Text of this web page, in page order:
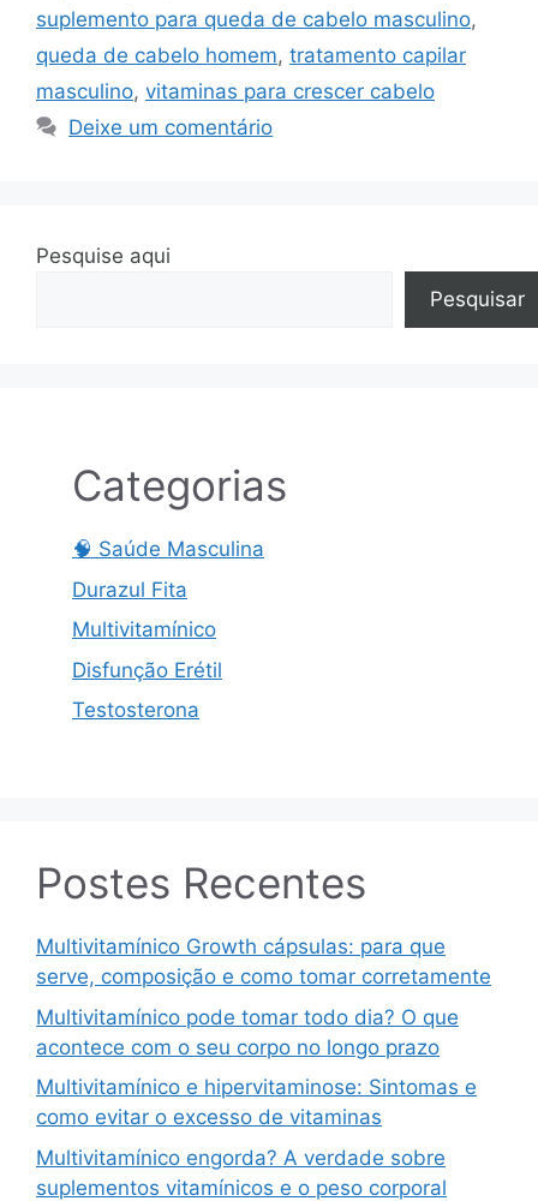
suplemento para queda de cabelo masculino,
queda de cabelo homem, tratamento capilar
masculino, vitaminas para crescer cabelo
Deixe um comentário
Pesquise aqui
Pesquisar
Categorias
🧠 Saúde Masculina
Durazul Fita
Multivitamínico
Disfunção Erétil
Testosterona
Postes Recentes
Multivitamínico Growth cápsulas: para que
serve, composição e como tomar corretamente
Multivitamínico pode tomar todo dia? O que
acontece com o seu corpo no longo prazo
Multivitamínico e hipervitaminose: Sintomas e
como evitar o excesso de vitaminas
Multivitamínico engorda? A verdade sobre
suplementos vitamínicos e o peso corporal